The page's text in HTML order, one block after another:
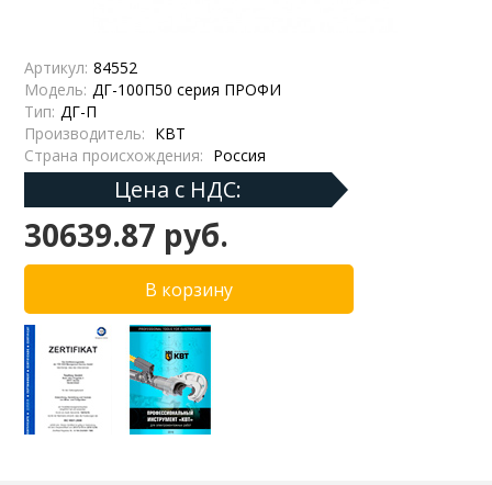
Артикул: 84552
Модель: ДГ-100П50 серия ПРОФИ
Тип: ДГ-П
Производитель: КВТ
Страна происхождения: Россия
Цена с НДС:
30639.87 руб.